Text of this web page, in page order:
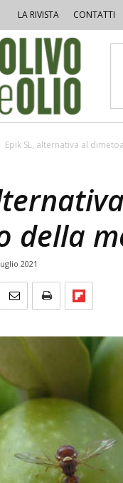
LA RIVISTA CONTATTI
Epik SL, alternativa al
della
2021